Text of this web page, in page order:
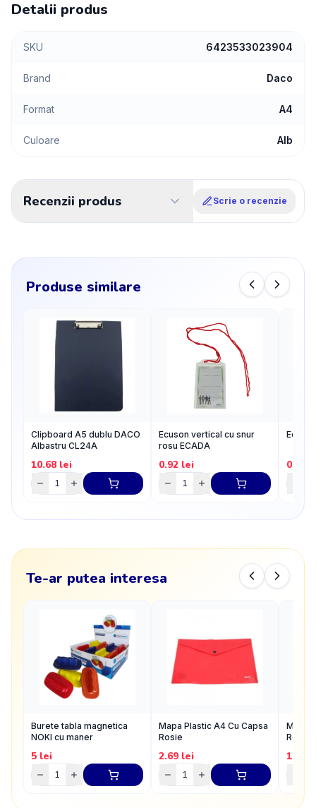
Detalii produs
SKU 6423533023904
Brand Daco
Format A4
Culoare Alb
Recenzii produs Scrie o recenzie
Produse similare
Clipboard A5 dublu DACO
Albastru CL24A
10.68 lei
Ecuson vertical cu snur
rosu ECADA
0.92 lei 0.76
Te-ar putea interesa
Burete tabla magnetica
NOKI cu maner
5 lei
Mapa Plastic A4 Cu Capsa
Rosie
2.69 lei
Mapa
Rosu
17.29